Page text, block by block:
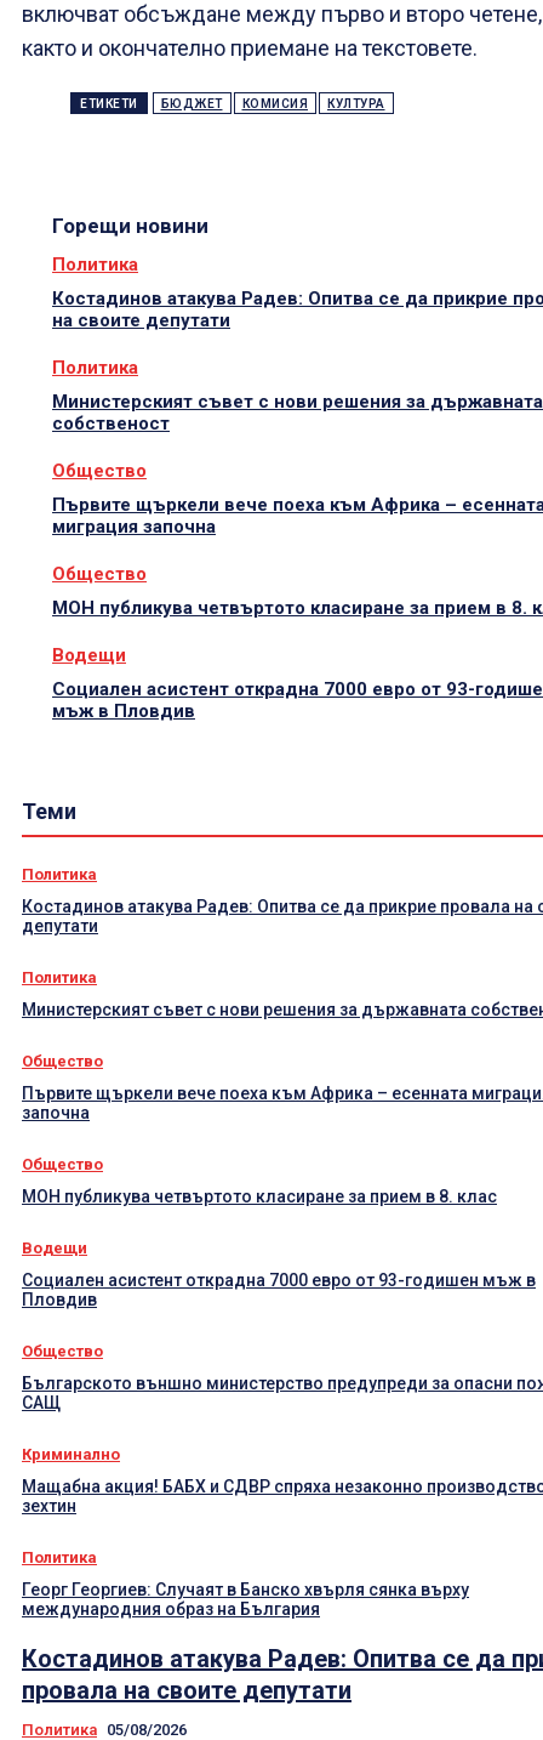
включват обсъждане между първо и второ четене,
както и окончателно приемане на текстовете.
ЕТИКЕТИ БЮДЖЕТ КОМИСИЯ КУЛТУРА
Горещи новини
Политика
Костадинов атакува Радев: Опитва се да прикрие
на своите депутати
Политика
Министерският съвет с нови решения за държавната
собственост
Общество
Първите щъркели вече поеха към Африка –
миграция започна
Общество
МОН публикува четвъртото класиране за прием в 8.
Водещи
Социален асистент открадна 7000 евро от 93-
мъж в Пловдив
Теми
Политика
Костадинов атакува Радев: Опитва се да прикрие провала на
депутати
Политика
Министерският съвет с нови решения за държавната
Общество
Първите щъркели вече поеха към Африка – есенната
започна
Общество
МОН публикува четвъртото класиране за прием в 8. клас
Водещи
Социален асистент открадна 7000 евро от 93-годишен мъж в
Пловдив
Общество
Българското външно министерство предупреди за опасни
САЩ
Криминално
Мащабна акция! БАБХ и СДВР спряха незаконно
зехтин
Политика
Георг Георгиев: Случаят в Банско хвърля сянка върху
международния образ на България
Костадинов атакува Радев: Опитва се да
провала на своите депутати
Политика 05/08/2026